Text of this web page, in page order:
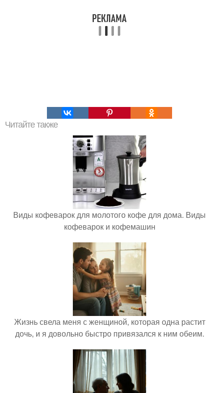
Читайте также
Виды кофеварок для молотого кофе для дома. Виды
кофеварок и кофемашин
Жизнь свела меня с женщиной, которая одна растит
дочь, и я довольно быстро привязался к ним обеим.